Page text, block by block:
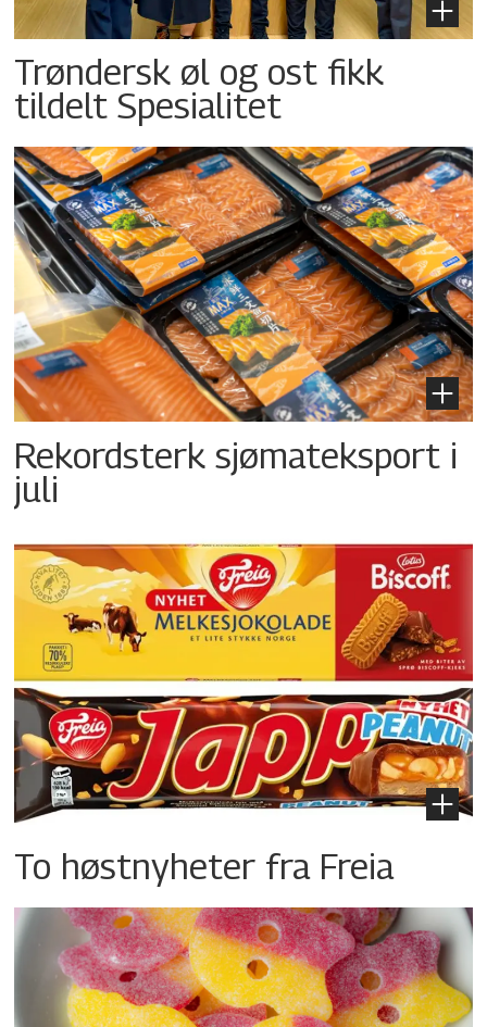
Trøndersk øl og ost fikk
tildelt Spesialitet
Rekordsterk sjømateksport i
juli
To høstnyheter fra Freia